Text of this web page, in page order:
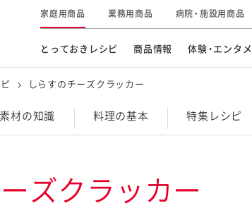
とっておきレシピ
特集レシピ
商品情報
ドレッシングなど
体験・エンタメ
家庭用商品 業務用商品 病院・施設用商品
企業情報
しらすのチーズクラッカー
素材の知識 料理の基本 特集 レシピ
ズクラッカー